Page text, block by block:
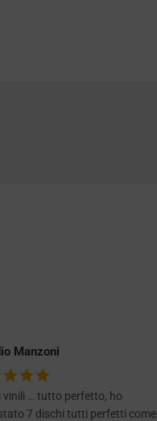
Manzoni
vinili … tutto perfetto, ho
7 dischi tutti perfetti come